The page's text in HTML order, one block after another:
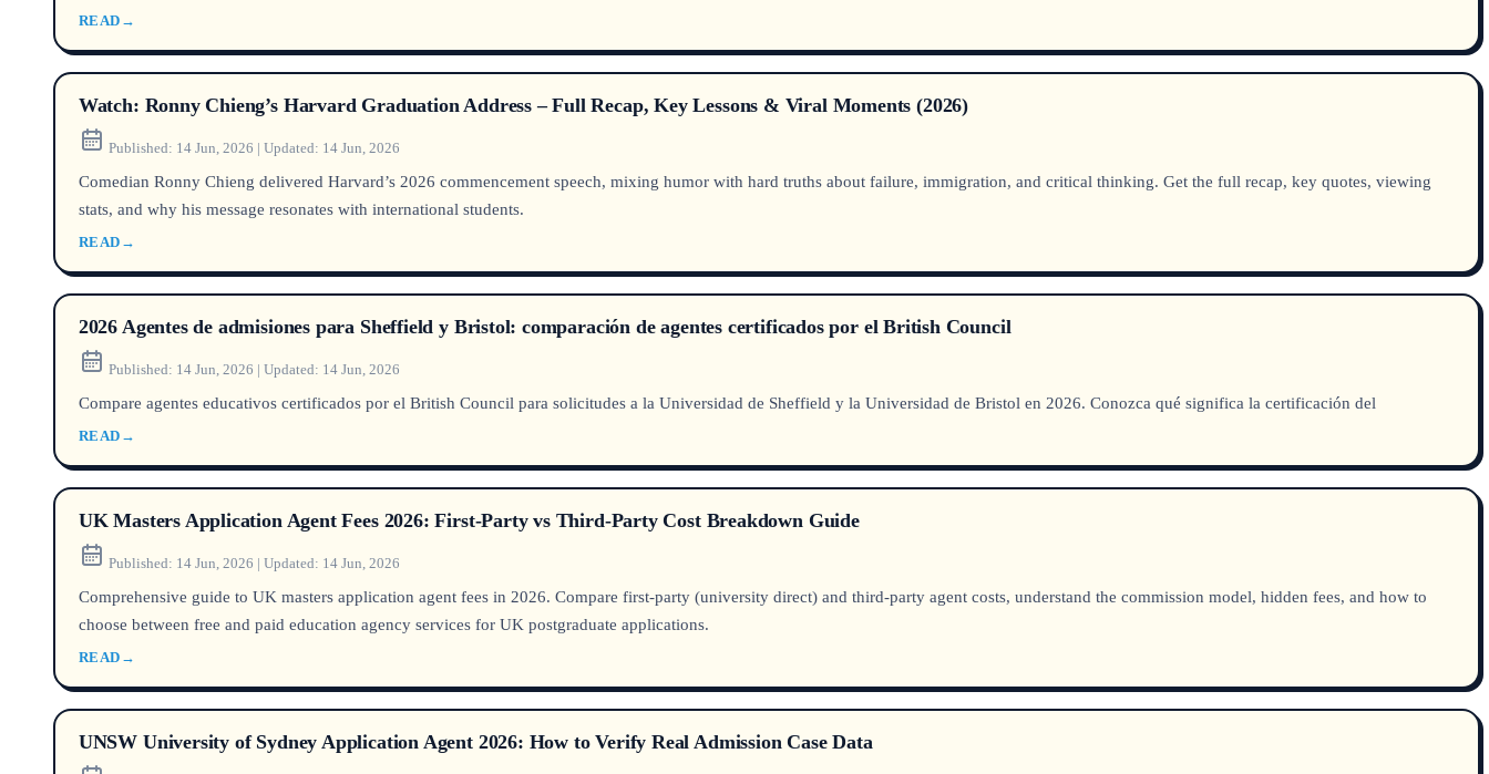
READ →
Watch: Ronny Chieng’s Harvard Graduation Address – Full Recap, Key Lessons & Viral Moments (2026)
Published: 14 Jun, 2026 | Updated: 14 Jun, 2026
Comedian Ronny Chieng delivered Harvard’s 2026 commencement speech, mixing humor with hard truths about failure, immigration, and critical thinking. Get the full recap, key quotes, viewing
stats, and why his message resonates with international students.
READ →
2026 Agentes de admisiones para Sheffield y Bristol: comparación de agentes certificados por el British Council
Published: 14 Jun, 2026 | Updated: 14 Jun, 2026
Compare agentes educativos certificados por el British Council para solicitudes a la Universidad de Sheffield y la Universidad de Bristol en 2026. Conozca qué significa la certificación del
READ →
UK Masters Application Agent Fees 2026: First-Party vs Third-Party Cost Breakdown Guide
Published: 14 Jun, 2026 | Updated: 14 Jun, 2026
Comprehensive guide to UK masters application agent fees in 2026. Compare first-party (university direct) and third-party agent costs, understand the commission model, hidden fees, and how to
choose between free and paid education agency services for UK postgraduate applications.
READ →
UNSW University of Sydney Application Agent 2026: How to Verify Real Admission Case Data